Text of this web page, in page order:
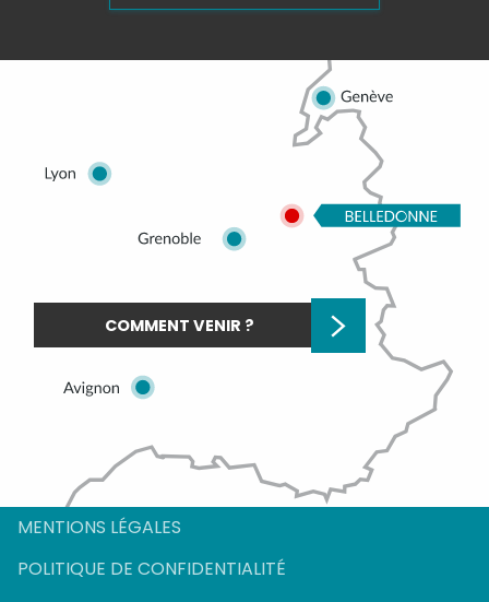
COMMENT VENIR ?
MENTIONS LÉGALES
POLITIQUE DE CONFIDENTIALITÉ